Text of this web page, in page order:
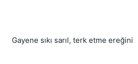
Gayene sıkı sarıl, terk etme ereğini